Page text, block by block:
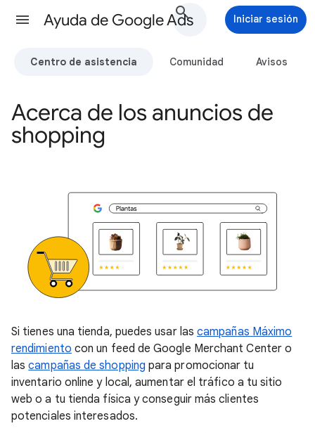
Ayuda de Google Ads Iniciar sesión
Centro de asistencia Comunidad Avisos
Acerca de los anuncios de
shopping
Si tienes una tienda, puedes usar lascampañas Máximo
rendimiento con un feed de Google Merchant Center o
lascampañas de shopping para promocionar tu
inventario online y local, aumentar el tráfico a tu sitio
web o a tu tienda física y conseguir más clientes
potenciales interesados.